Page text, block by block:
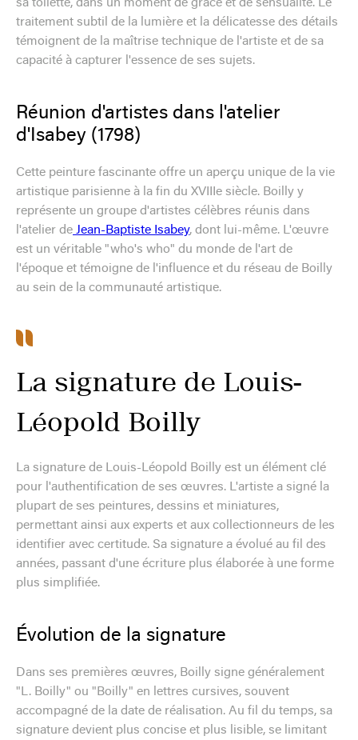
sa toilette, dans un moment de grâce et de sensualité. Le
traitement subtil de la lumière et la délicatesse des détails
témoignent de la maîtrise technique de l'artiste et de sa
capacité à capturer l'essence de ses sujets.
Réunion d'artistes dans l'atelier
d'Isabey (1798)
Cette peinture fascinante offre un aperçu unique de la vie
artistique parisienne à la fin du XVIIIe siècle. Boilly y
représente un groupe d'artistes célèbres réunis dans
l'atelier de Jean-Baptiste Isabey, dont lui-même. L'œuvre
est un véritable "who's who" du monde de l'art de
l'époque et témoigne de l'influence et du réseau de Boilly
au sein de la communauté artistique.
La signature de Louis-
Léopold Boilly
La signature de Louis-Léopold Boilly est un élément clé
pour l'authentification de ses œuvres. L'artiste a signé la
plupart de ses peintures, dessins et miniatures,
permettant ainsi aux experts et aux collectionneurs de les
identifier avec certitude. Sa signature a évolué au fil des
années, passant d'une écriture plus élaborée à une forme
plus simplifiée.
Évolution de la signature
Dans ses premières œuvres, Boilly signe généralement
"L. Boilly" ou "Boilly" en lettres cursives, souvent
accompagné de la date de réalisation. Au fil du temps, sa
signature devient plus concise et plus lisible, se limitant